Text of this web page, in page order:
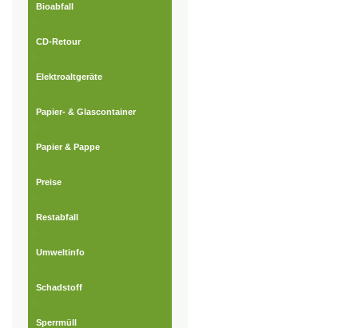
Bioabfall
CD-Retour
Elektroaltgeräte
Papier- & Glascontainer
Papier & Pappe
Preise
Restabfall
Umweltinfo
Schadstoff
Sperrmüll